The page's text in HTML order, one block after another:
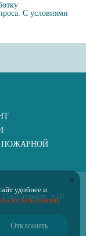
С условиями
помещ. п10
ПОЖАРНОЙ
×
удобнее и
использования
Отклонить